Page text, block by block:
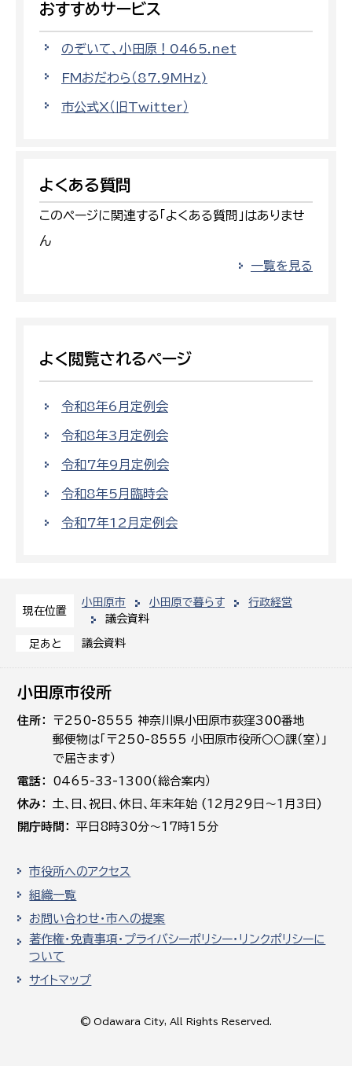
現在位置
小田原市 小田原で暮らす
行政経営
議会資料
足あと 議会資料
おすすめサービス
のぞいて、小田原！0465.net
FMおだわら（87.9MHz)
市公式X（旧Twitter）
よくある質問
このページに関連する「よくある質問」はありませ
ん
一覧を見る
よく閲覧されるページ
令和8年6月定例会
令和8年3月定例会
令和7年9月定例会
令和8年5月臨時会
令和7年12月定例会
小田原市役所
住所
〒250-8555 神奈川県小田原市荻窪300番地
郵便物は「〒250-8555 小田原市役所○○課（室）」
で届きます）
電話
0465-33-1300（総合案内）
休み
土､日､祝日、休日、年末年始 (12月29日～1月3日)
開庁時間
平日8時30分～17時15分
市役所へのアクセス
組織一覧
お問い合わせ・市への提案
著作権・免責事項・プライバシーポリシー・リンクポリシーに
ついて
サイトマップ
© Odawara City, All Rights Reserved.